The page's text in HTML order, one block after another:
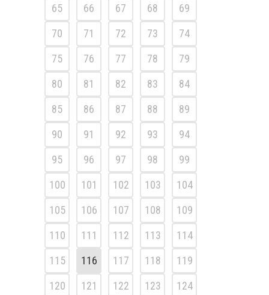
65
66 67 68
69
70
71 72 73
74
75
76 77 78
79
80
81 82 83
84
85
86 87 88
89
90
91 92 93
94
95
96 97 98
99
100
101 102 103
104
105
106 107 108
109
110
111 112 113
114
115
116 117 118
119
120
121 122 123
124